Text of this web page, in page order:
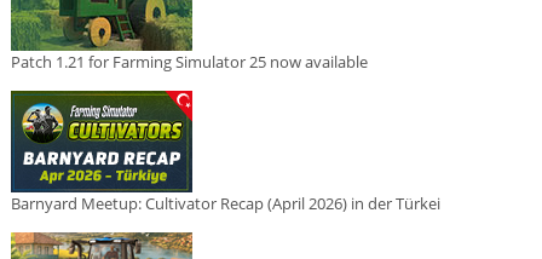
Patch 1.21 for Farming Simulator 25 now available
Barnyard Meetup: Cultivator Recap (April 2026) in der Türkei